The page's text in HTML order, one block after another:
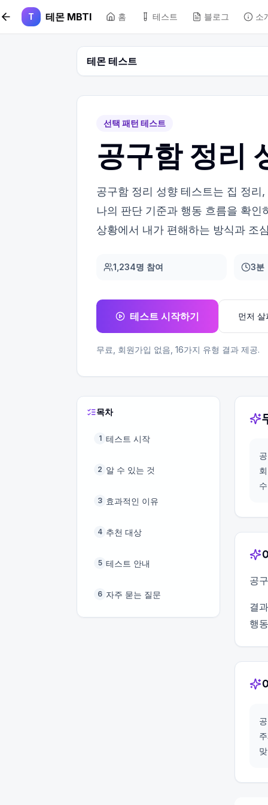
본문 바로가기
T 테몬 MBTI 홈 테스트 블로그 소
테몬 테스트
선택 패턴 테스트
공구함 정리
공구함 정리 성향 테스트는 집 정
나의 판단 기준과 행동 흐름을 확
상황에서 내가 편해하는 방식과 조
1,234명 참여 3분
테스트 시작하기 먼저 살
무료, 회원가입 없음, 16가지 유형 결과 제공.
목차
1 테스트 시작
2 알 수 있는 것
3 효과적인 이유
4 추천 대상
5 테스트 안내
6 자주 묻는 질문
공
결
행